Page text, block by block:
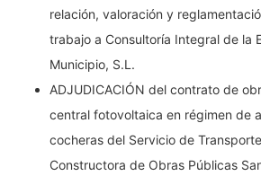
relación, valoración y
trabajo a Consultoría Integral de la
Municipio, S.L.
ADJUDICACIÓN del contrato de
central fotovoltaica en régimen de
cocheras del Servicio de
Constructora de Obras Públicas